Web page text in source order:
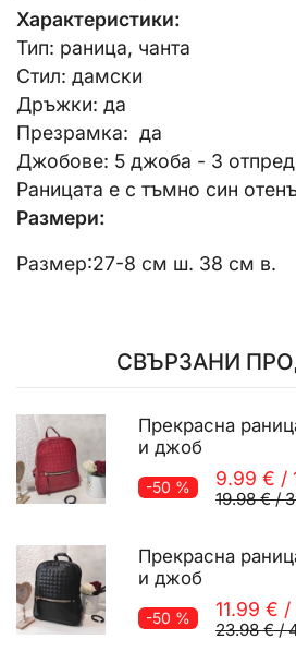
Характеристики:
Тип: раница, чанта
Стил: дамски
Дръжки: да
Презрамка: да
Джобове: 5 джоба - 3 отпред
Раницата е с тъмно син
Размери:
Размер:27-8 см ш. 38 см в.
СВЪРЗАНИ
Прекрасна
и джоб
-50 % 9.99 € /
19.98 €/
Прекрасна
и джоб
-50 % 11.99 € /
23.98 €/